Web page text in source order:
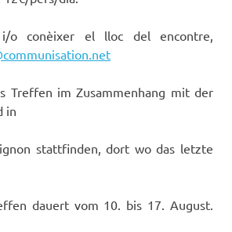
o conèixer el lloc del encontre,
Treffen im Zusammenhang mit der
in
stattfinden, dort wo das letzte
dauert vom 10. bis 17. August.